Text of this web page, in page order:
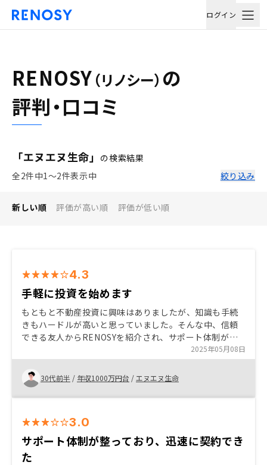
ログイン
RENOSY （リノシー） の
評判・口コミ
「エヌエヌ生命」 の検索結果
全2件中1〜2件表示中
絞り込み
新しい順 評価が高い順 評価が低い順
4.3
手軽に投資を始めます
もともと不動産投資に興味はありましたが、知識も手続
きもハードルが高いと思っていました。そんな中、信頼
できる友人からRENOSYを紹介され、サポート体制がし
っかりしている点と、手軽に始められる仕組みに魅力を
感じて購入を決めました。初めての方にも安心しておす
すめできます。
2025年05月08日
30代前半 / 年収1000万円台 /エヌエヌ生命
3.0
サポート体制が整っており、迅速に契約でき
た